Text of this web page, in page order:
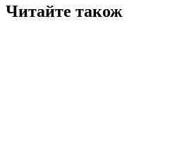
Читайте також